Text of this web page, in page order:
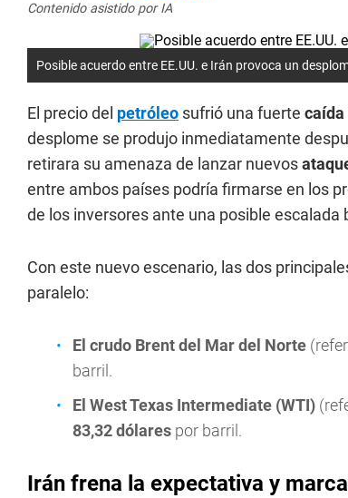
Contenido asistido por IA
Posible acuerdo entre EE.UU. e Irán provoca un
El precio del petróleo sufrió una fuerte caída
desplome se produjo inmediatamente
retirara su amenaza de lanzar nuevos
entre ambos países podría firmarse en los
de los inversores ante una posible escalada
Con este nuevo escenario, las dos
paralelo:
El crudo Brent del Mar del Norte
barril.
El West Texas Intermediate (WTI)
83,32 dólares por barril.
Irán frena la expectativa y